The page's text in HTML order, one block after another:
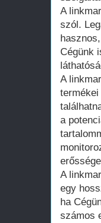
A
szól.
Cégünk
A
a
A
egy
ha
számos